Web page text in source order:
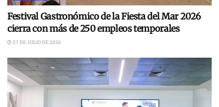
Festival Gastronómico de la Fiesta del Mar 2026
cierra con más de 250 empleos temporales
27 DE JULIO DE 2026